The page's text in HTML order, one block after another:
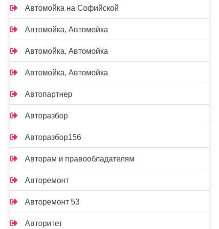
Автомойка на Софийской
Автомойка, Автомойка
Автомойка, Автомойка
Автомойка, Автомойка
Автопартнер
Авторазбор
Авторазбор156
Авторам и правообладателям
Авторемонт
Авторемонт 53
Авторитет